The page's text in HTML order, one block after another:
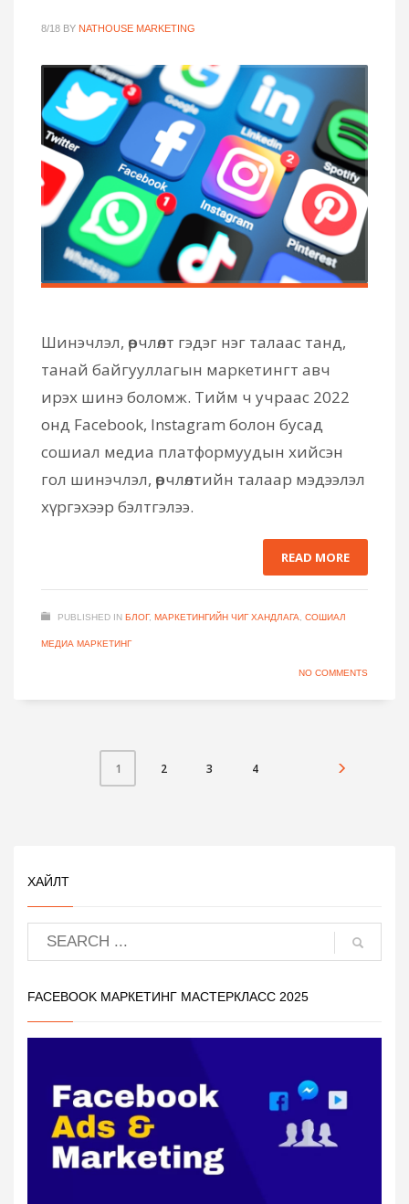
8/18 BY NATHOUSE MARKETING
Шинэчлэл, өөрчлөлт гэдэг нэг талаас танд,
танай байгууллагын маркетингт авч
ирэх шинэ боломж. Тийм ч учраас 2022
онд Facebook, Instagram болон бусад
сошиал медиа платформуудын хийсэн
гол шинэчлэл, өөрчлөлтийн талаар мэдээлэл
хүргэхээр бэлтгэлээ.
READ MORE
PUBLISHED IN БЛОГ, МАРКЕТИНГИЙН ЧИГ ХАНДЛАГА СОШИАЛ
МЕДИА МАРКЕТИНГ
NO COMMENTS
1 2 3 4
ХАЙЛТ
FACEBOOK МАРКЕТИНГ МАСТЕРКЛАСС 2025